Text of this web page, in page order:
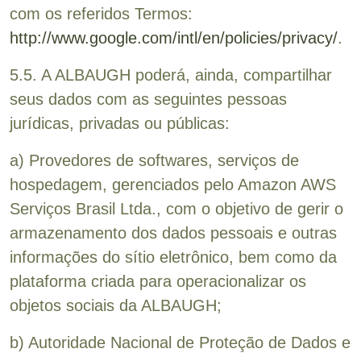
com os referidos Termos:
http://www.google.com/intl/en/policies/privacy/.
5.5. A ALBAUGH poderá, ainda, compartilhar
seus dados com as seguintes pessoas
jurídicas, privadas ou públicas:
a) Provedores de softwares, serviços de
hospedagem, gerenciados pelo Amazon AWS
Serviços Brasil Ltda., com o objetivo de gerir o
armazenamento dos dados pessoais e outras
informações do sítio eletrônico, bem como da
plataforma criada para operacionalizar os
objetos sociais da ALBAUGH;
b) Autoridade Nacional de Proteção de Dados e